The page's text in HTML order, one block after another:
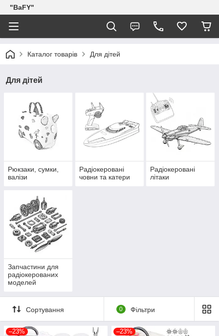
"BaFY"
Каталог товарів Для дітей
Для дітей
Рюкзаки, сумки,
валізи
Радіокеровані
човни та катери
Радіокеровані
літаки
Запчастини для
радіокерованих
моделей
Сортування 0 Фільтри
–23% –23%